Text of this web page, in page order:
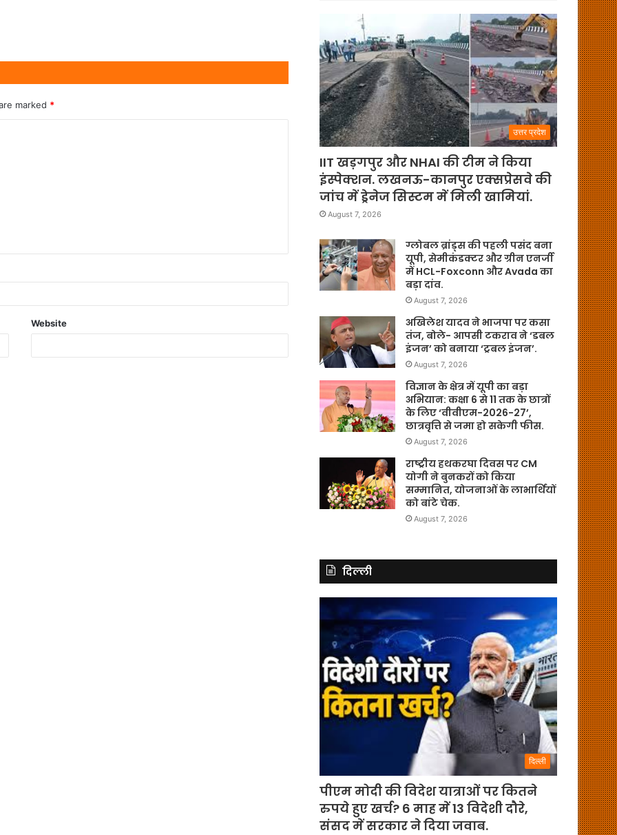
marked *
Website
उत्तर प्रदेश
IIT खड़गपुर और NHAI की टीम ने किया
इंस्पेक्शन. लखनऊ-कानपुर एक्सप्रेसवे की
जांच में ड्रेनेज सिस्टम में मिली खामियां.
August 7, 2026
ग्लोबल ब्रांड्स की पहली पसंद बना
यूपी, सेमीकंडक्टर और ग्रीन एनर्जी
में HCL-Foxconn और Avada का
बड़ा दांव.
August 7, 2026
अखिलेश यादव ने भाजपा पर कसा
तंज, बोले- आपसी टकराव ने ‘डबल
इंजन’ को बनाया ‘ट्रबल इंजन’.
August 7, 2026
विज्ञान के क्षेत्र में यूपी का बड़ा
अभियान: कक्षा 6 से 11 तक के छात्रों
के लिए ‘वीवीएम-2026-27’,
छात्रवृत्ति से जमा हो सकेगी फीस.
August 7, 2026
राष्ट्रीय हथकरघा दिवस पर CM
योगी ने बुनकरों को किया
सम्मानित, योजनाओं के लाभार्थियों
को बांटे चेक.
August 7, 2026
दिल्ली
दिल्ली
पीएम मोदी की विदेश यात्राओं पर कितने
रुपये हुए खर्च? 6 माह में 13 विदेशी दौरे,
संसद में सरकार ने दिया जवाब.